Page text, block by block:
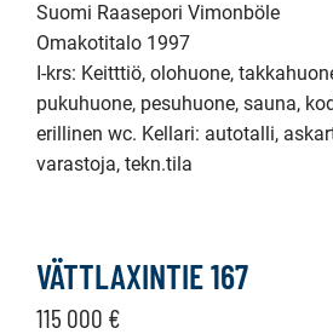
Suomi Raasepori Vimonböle
Omakotitalo 1997
I-krs: Keitttiö, olohuone,
pukuhuone, pesuhuone, sauna,
erillinen wc. Kellari: autotalli,
varastoja, tekn.tila
VÄTTLAXINTIE 167
115 000 €